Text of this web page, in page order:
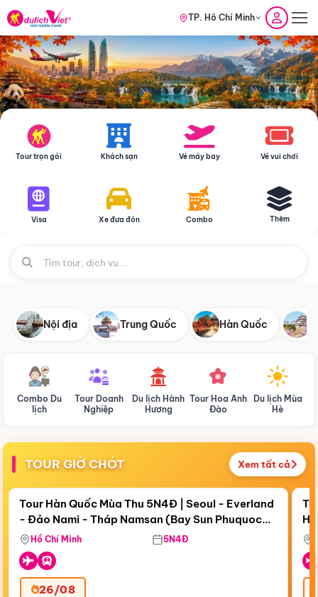
TP. Hồ Chí Minh
Tour trọn gói Khách sạn Vé máy bay Vé vui chơi
Visa Xe đưa đón Combo Thêm
Nội địa Trung Quốc Hàn Quốc
Combo Du
lịch
Tour Doanh
Nghiệp
Du lịch Hành
Hương
Tour Hoa Anh
Đào
Du lịch Mùa
Hè
TOUR GIỜ CHÓT Xem tất cả
Còn18 ngày 01:58:13
Bay Sun Phuquoc Airways
Điểm nổi bật
Tour Hàn Quốc Mùa Thu 5N4Đ | Seoul - Everland
- Đảo Nami - Tháp Namsan (Bay Sun Phuquoc
Airways)
Hồ Chí Minh 5N4Đ
26/08